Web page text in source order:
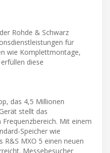
Rohde & Schwarz
für
wie Komplettmontage,
diese
das 4,5 Millionen
stellt das
Mit einem
Speicher wie
MXO 5 einen neuen
Messebesucher